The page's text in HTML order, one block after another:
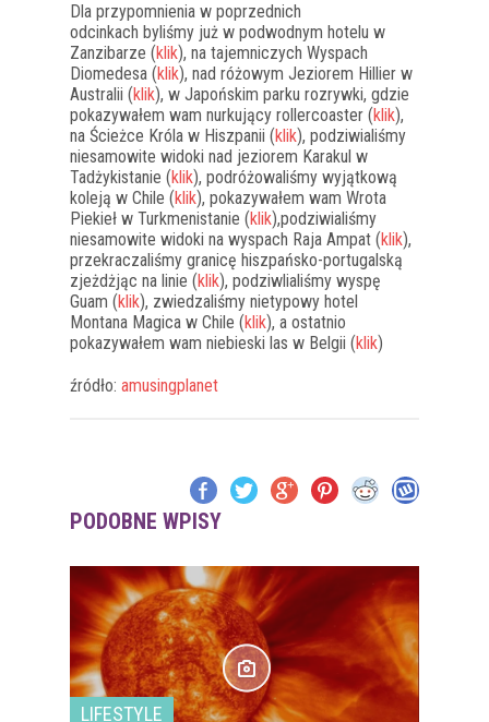
Dla przypomnienia w poprzednich
odcinkach byliśmy już w podwodnym hotelu w
Zanzibarze (klik), na tajemniczych Wyspach
Diomedesa (klik), nad różowym Jeziorem Hillier w
Australii (klik), w Japońskim parku rozrywki, gdzie
pokazywałem wam nurkujący rollercoaster (klik),
na Ścieżce Króla w Hiszpanii (klik), podziwialiśmy
niesamowite widoki nad jeziorem Karakul w
Tadżykistanie (klik), podróżowaliśmy wyjątkową
koleją w Chile (klik), pokazywałem wam Wrota
Piekieł w Turkmenistanie (klik),podziwialiśmy
niesamowite widoki na wyspach Raja Ampat (klik),
przekraczaliśmy granicę hiszpańsko-portugalską
zjeżdżjąc na linie (klik), podziwlialiśmy wyspę
Guam (klik), zwiedzaliśmy nietypowy hotel
Montana Magica w Chile (klik), a ostatnio
pokazywałem wam niebieski las w Belgii (klik)
źródło: amusingplanet
PODOBNE WPISY
LIFESTYLE